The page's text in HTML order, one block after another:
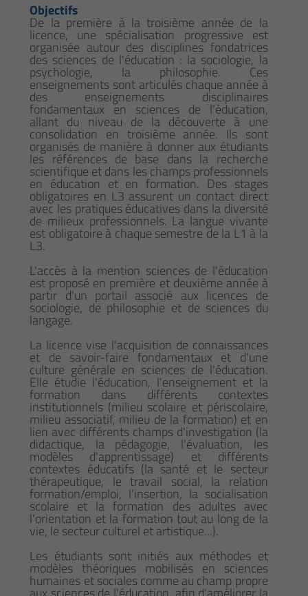
Objectifs
De la première à la troisième année de la
licence, une spécialisation progressive est
organisée autour des disciplines fondatrices
des sciences de l'éducation : la sociologie, la
psychologie, la philosophie. Ces
enseignements sont articulés chaque année à
des enseignements disciplinaires
fondamentaux en sciences de l'éducation,
allant du niveau de la découverte à une
consolidation en troisième année. Ils sont
organisés de manière à donner aux étudiants
les références de base dans la recherche
scientifique et dans les champs professionnels
en éducation et en formation. Des stages
obligatoires en L3 assurent un contact direct
avec les pratiques éducatives dans la diversité
de milieux professionnels. La langue vivante
est obligatoire à chaque semestre de la L1 à la
L3.
L'accès à la mention sciences de l'éducation
est proposé en première et deuxième année à
partir d'un portail associé aux licences de
sociologie, de philosophie et de sciences du
langage.
La licence vise l'acquisition de connaissances
et de savoir-faire fondamentaux et d'une
culture générale en sciences de l'éducation.
Elle étudie l'éducation, l'enseignement et la
formation dans différents contextes
institutionnels (milieu scolaire et périscolaire,
milieu associatif, milieu de la formation) et en
lien avec différents champs d'investigation (la
didactique, la pédagogie, l'évaluation, les
modèles d'apprentissage) et différents
contextes éducatifs (la santé et le secteur
thérapeutique, le travail social, la relation
formation/emploi, l'insertion, la socialisation
scolaire et la formation des adultes avec
l'orientation et la formation tout au long de la
vie, le secteur culturel et artistique...).
Les étudiants sont initiés aux méthodes et
modèles théoriques mobilisés en sciences
humaines et sociales comme au champ propre